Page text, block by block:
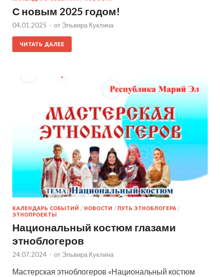
С новым 2025 годом!
04.01.2025 - от Эльвира Куклина
ЧИТАТЬ ДАЛЕЕ
КАЛЕНДАРЬ СОБЫТИЙ / НОВОСТИ / ПУТЬ ЭТНОБЛОГЕРА /
ЭТНОПРОЕКТЫ
Национальный костюм глазами
этноблогеров
24.07.2024 - от Эльвира Куклина
Мастерская этноблогеров «Национальный костюм